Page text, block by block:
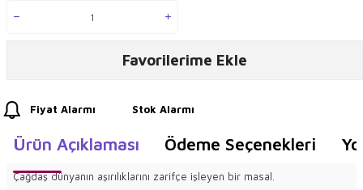
Favorilerime Ekle
Fiyat Alarmı Stok Alarmı
Ürün Açıklaması Ödeme Seçenekleri
Çağdaş dünyanın aşırılıklarını zarifçe işleyen bir masal.